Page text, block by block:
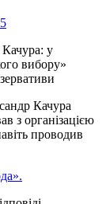
Качура
з організацією
проводив